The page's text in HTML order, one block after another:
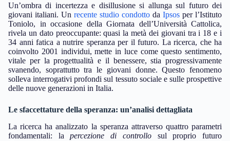
Un’ombra di incertezza e disillusione si allunga sul futuro dei
giovani italiani. Un recente studio condotto da Ipsos per l’Istituto
Toniolo, in occasione della Giornata dell’Università Cattolica,
rivela un dato preoccupante: quasi la metà dei giovani tra i 18 e i
34 anni fatica a nutrire speranza per il futuro. La ricerca, che ha
coinvolto 2001 individui, mette in luce come questo sentimento,
vitale per la progettualità e il benessere, stia progressivamente
svanendo, soprattutto tra le giovani donne. Questo fenomeno
solleva interrogativi profondi sul tessuto sociale e sulle prospettive
delle nuove generazioni in Italia.
Le sfaccettature della speranza: un’analisi dettagliata
La ricerca ha analizzato la speranza attraverso quattro parametri
fondamentali: lapercezione di controllosul proprio futuro